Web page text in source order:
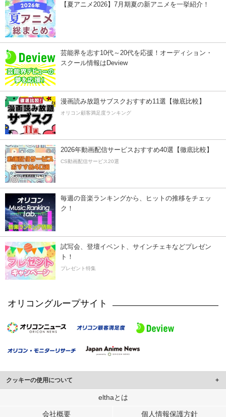
【夏アニメ2026】7月期夏の新アニメを一挙紹介！
芸能界を志す10代～20代を応援！オーディション・
スクール情報はDeview
漫画読み放題サブスクおすすめ11選【徹底比較】
オリコン顧客満足度ランキング
2026年動画配信サービスおすすめ40選【徹底比較】
CS動画配信サービス20選
毎週の音楽ランキングから、ヒットの推移をチェッ
ク！
試写会、登壇イベント、サインチェキなどプレゼン
ト！
プレゼント特集
オリコングループサイト
クッキーの使用について
このサイトでは Cookie を使用して、ユーザーに合わせたコンテンツや広告の
行っています。
elthaとは
会社概要 個人情報保護方針